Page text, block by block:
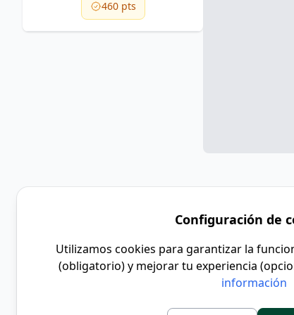
460 pts
Configuración de
Utilizamos cookies para garantizar la
(obligatorio) y mejorar tu experiencia
información